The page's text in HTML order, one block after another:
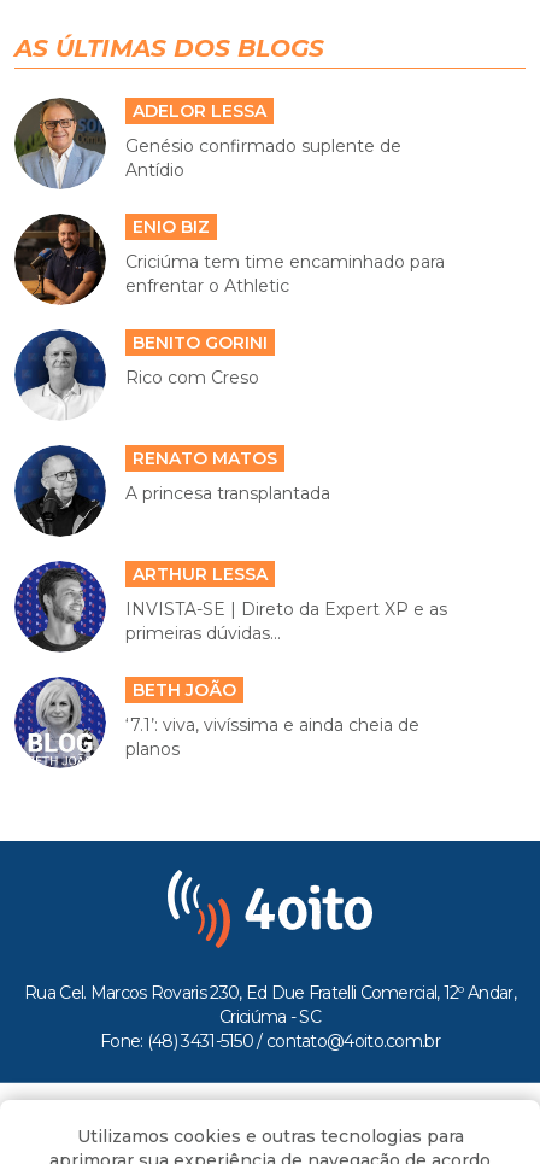
AS ÚLTIMAS DOS BLOGS
ADELOR LESSA
Genésio confirmado suplente de
Antídio
ENIO BIZ
Criciúma tem time encaminhado para
enfrentar o Athletic
BENITO GORINI
Rico com Creso
RENATO MATOS
A princesa transplantada
ARTHUR LESSA
INVISTA-SE | Direto da Expert XP e as
primeiras dúvidas...
BETH JOÃO
‘7.1’: viva, vivíssima e ainda cheia de
planos
Rua Cel. Marcos Rovaris 230, Ed Due Fratelli Comercial, 12º Andar,
Criciúma - SC
Fone: (48) 3431-5150 / contato@4oito.com.br
Todos os direitos reservados ao Portal 4oito
Utilizamos cookies e outras tecnologias para